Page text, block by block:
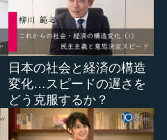
日本の社会と経済の構造
変化…スピードの遅さを
どう克服するか？